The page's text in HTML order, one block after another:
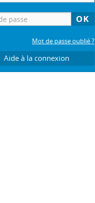
Mot de passe oublié ?
Aide à la connexion